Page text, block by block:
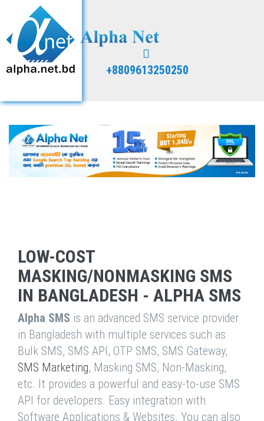
+8809613250250
LOW-COST
MASKING/NONMASKING SMS
IN BANGLADESH - ALPHA SMS
Alpha SMS is an advanced SMS service provider
in Bangladesh with multiple services such as
Bulk SMS, SMS API, OTP SMS, SMS Gateway,
SMS Marketing, Masking SMS, Non-Masking,
etc. It provides a powerful and easy-to-use SMS
API for developers. Easy integration with
Software Applications & Websites. You can also